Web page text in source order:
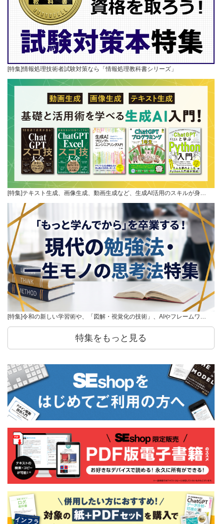
[特集]情報処理技術者試験対策なら「情報処理教科書シリーズ」
[特集]テキスト生成、画像生成、動画生成など、生成AI活用のスキルが身…
[特集]令和の新しい学習術や、「図解・視覚化の技術」、AIやフレームワ…
特集をもっと見る